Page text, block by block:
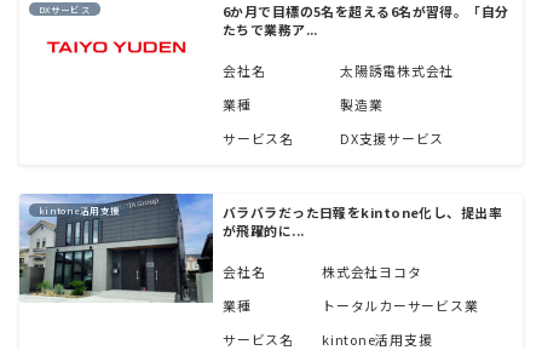
DXサービス
6か月で目標の5名を超える6名が習得。「自分
たちで業務ア...
会社名
太陽誘電株式会社
業種
製造業
サービス名
DX支援サービス
kintone活用支援
バラバラだった日報をkintone化し、提出率
が飛躍的に...
会社名
株式会社ヨコタ
業種
トータルカーサービス業
サービス名
kintone活用支援